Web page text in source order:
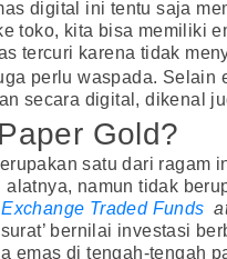
digital ini tentu saja
toko, kita bisa memiliki
tercuri karena tidak
perlu waspada. Selain
secara digital, dikenal
Gold?
satu dari ragam
alatnya, namun tidak
Exchange Traded Funds
bernilai investasi
emas di tengah-tengah